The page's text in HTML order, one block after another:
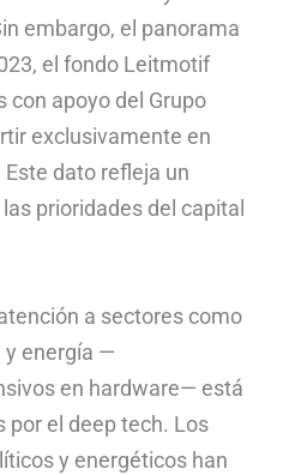
embargo, el panorama
el fondo Leitmotif
con apoyo del Grupo
exclusivamente en
dato refleja un
prioridades del capital
a sectores como
y energía —
en hardware— está
por el deep tech. Los
y energéticos han